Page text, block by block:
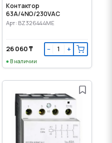
Контактор
63A/4NO/230VAC
Арт: BZ326444ME
26 060 ₸ − +
В наличии